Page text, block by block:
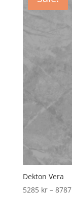
Dekton Vera
5285 kr – 8787